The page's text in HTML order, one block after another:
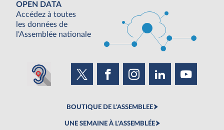
OPEN DATA
Accédez à toutes
les données de
l'Assemblée nationale
BOUTIQUE DE L'ASSEMBLEE
UNE SEMAINE À L'ASSEMBLÉE